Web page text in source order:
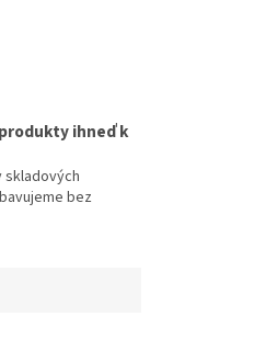
ihneď k
skladových
bez